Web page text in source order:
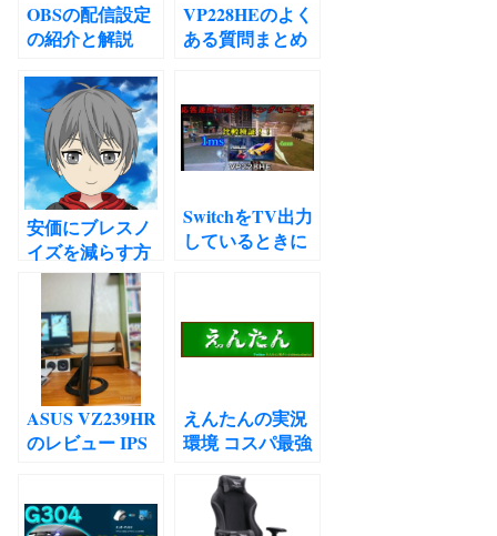
OBSの配信設定
の紹介と解説
VP228HEのよく
ある質問まとめ
安価にブレスノ
イズを減らす方
法3選
SwitchをTV出力
しているときに
ASUS VZ239HR
のレビュー IPS
ー！
えんたんの実況
環境 コスパ最強
紹介！